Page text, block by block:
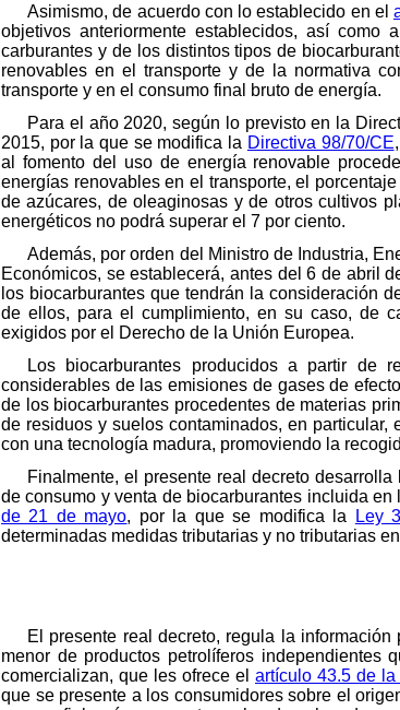
Asimismo, de acuerdo con lo establecido en el
objetivos anteriormente establecidos, así
carburantes y de los distintos tipos de
renovables en el transporte y de la normativa
transporte y en el consumo final bruto de energía.
Para el año 2020, según lo previsto en la
2015, por la que se modifica la Directiva 98/70/CE
al fomento del uso de energía renovable
energías renovables en el transporte, el
de azúcares, de oleaginosas y de otros cultivos
energéticos no podrá superar el 7 por ciento.
Además, por orden del Ministro de Industria,
Económicos, se establecerá, antes del 6 de abril
los biocarburantes que tendrán la consideración
de ellos, para el cumplimiento, en su caso, de
exigidos por el Derecho de la Unión Europea.
Los biocarburantes producidos a partir de
considerables de las emisiones de gases de
de los biocarburantes procedentes de materias
de residuos y suelos contaminados, en
con una tecnología madura, promoviendo la
Finalmente, el presente real decreto
de consumo y venta de biocarburantes incluida en
de 21 de mayo, por la que se modifica la Ley
determinadas medidas tributarias y no tributarias
El presente real decreto, regula la
menor de productos petrolíferos
comercializan, que les ofrece el artículo 43.5 de
que se presente a los consumidores sobre el